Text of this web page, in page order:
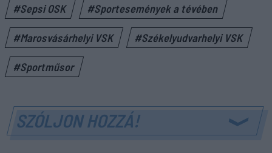
#Sepsi OSK #Sportesemények a tévében
#Marosvásárhelyi VSK #Székelyudvarhelyi VSK
#Sportműsor
SZÓLJON HOZZÁ!